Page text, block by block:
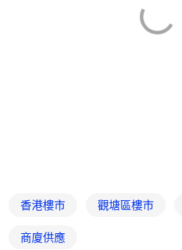
香港樓市 觀塘區樓市
商廈供應